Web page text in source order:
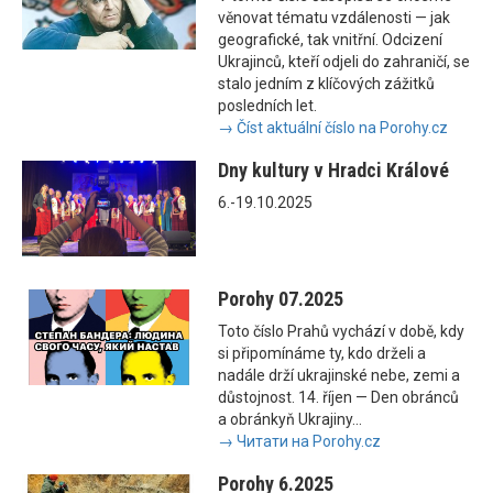
věnovat tématu vzdálenosti — jak
geografické, tak vnitřní. Odcizení
Ukrajinců, kteří odjeli do zahraničí, se
stalo jedním z klíčových zážitků
posledních let.
→ Číst aktuální číslo na Porohy.cz
Dny kultury v Hradci Králové
6.-19.10.2025
Porohy 07.2025
Toto číslo Prahů vychází v době, kdy
si připomínáme ty, kdo drželi a
nadále drží ukrajinské nebe, zemi a
důstojnost. 14. říjen — Den obránců
a obránkyň Ukrajiny...
→ Читати на Porohy.cz
Porohy 6.2025